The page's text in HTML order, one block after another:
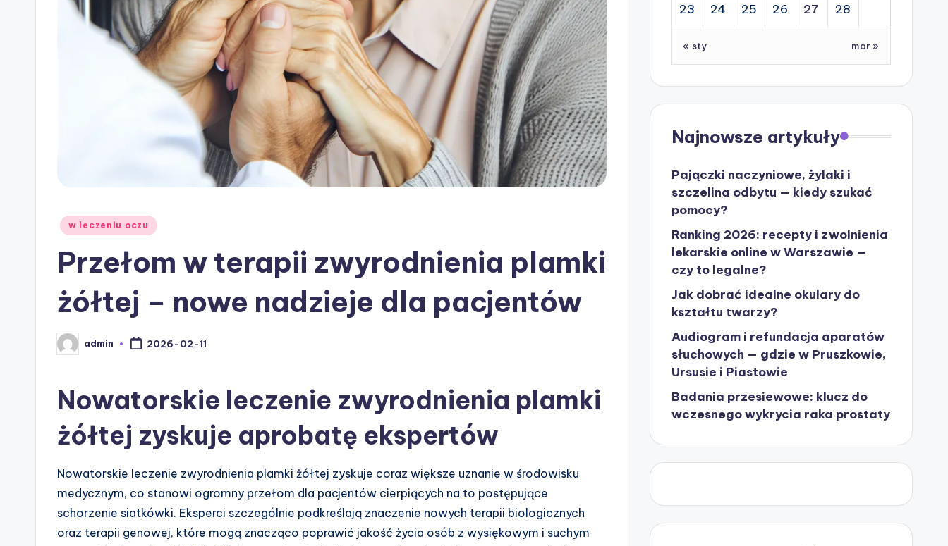
Posted
w leczeniu oczu
Przełom w terapii zwyrodnienia plamki
żółtej – nowe nadzieje dla pacjentów
Posted
by
admin 2026-02-11
Nowatorskie leczenie zwyrodnienia plamki
żółtej zyskuje aprobatę ekspertów
Nowatorskie leczenie zwyrodnienia plamki żółtej zyskuje coraz większe uznanie w środowisku
medycznym, co stanowi ogromny przełom dla pacjentów cierpiących na to postępujące
schorzenie siatkówki. Eksperci szczególnie podkreślają znaczenie nowych terapii biologicznych
oraz terapii genowej, które mogą znacząco poprawić jakość życia osób z wysiękowym i suchym
23 24 25 26 27 28
« sty mar »
Najnowsze artykuły
Pajączki naczyniowe, żylaki i
szczelina odbytu — kiedy szukać
pomocy?
Ranking 2026: recepty i zwolnienia
lekarskie online w Warszawie —
czy to legalne?
Jak dobrać idealne okulary do
kształtu twarzy?
Audiogram i refundacja aparatów
słuchowych — gdzie w Pruszkowie,
Ursusie i Piastowie
Badania przesiewowe: klucz do
wczesnego wykrycia raka prostaty